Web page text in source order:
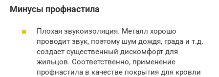
Минусы профнастила
Плохая звукоизоляция. Металл хорошо
проводит звук, поэтому шум дождя, града и т.д.
создает существенный дискомфорт для
жильцов. Соответственно, применение
профнастила в качестве покрытия для кровли